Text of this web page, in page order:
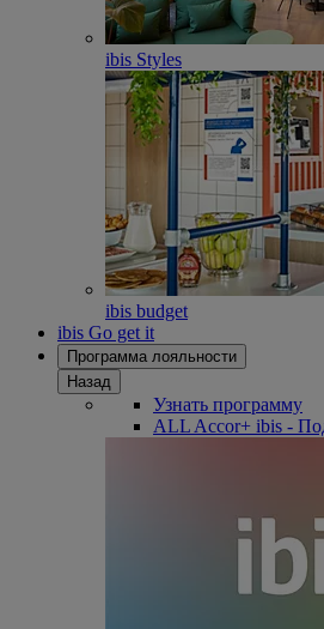
ibis Styles
ibis budget
ibis Go get it
Программа лояльности
Назад
Узнать программу
ALL Accor+ ibis -